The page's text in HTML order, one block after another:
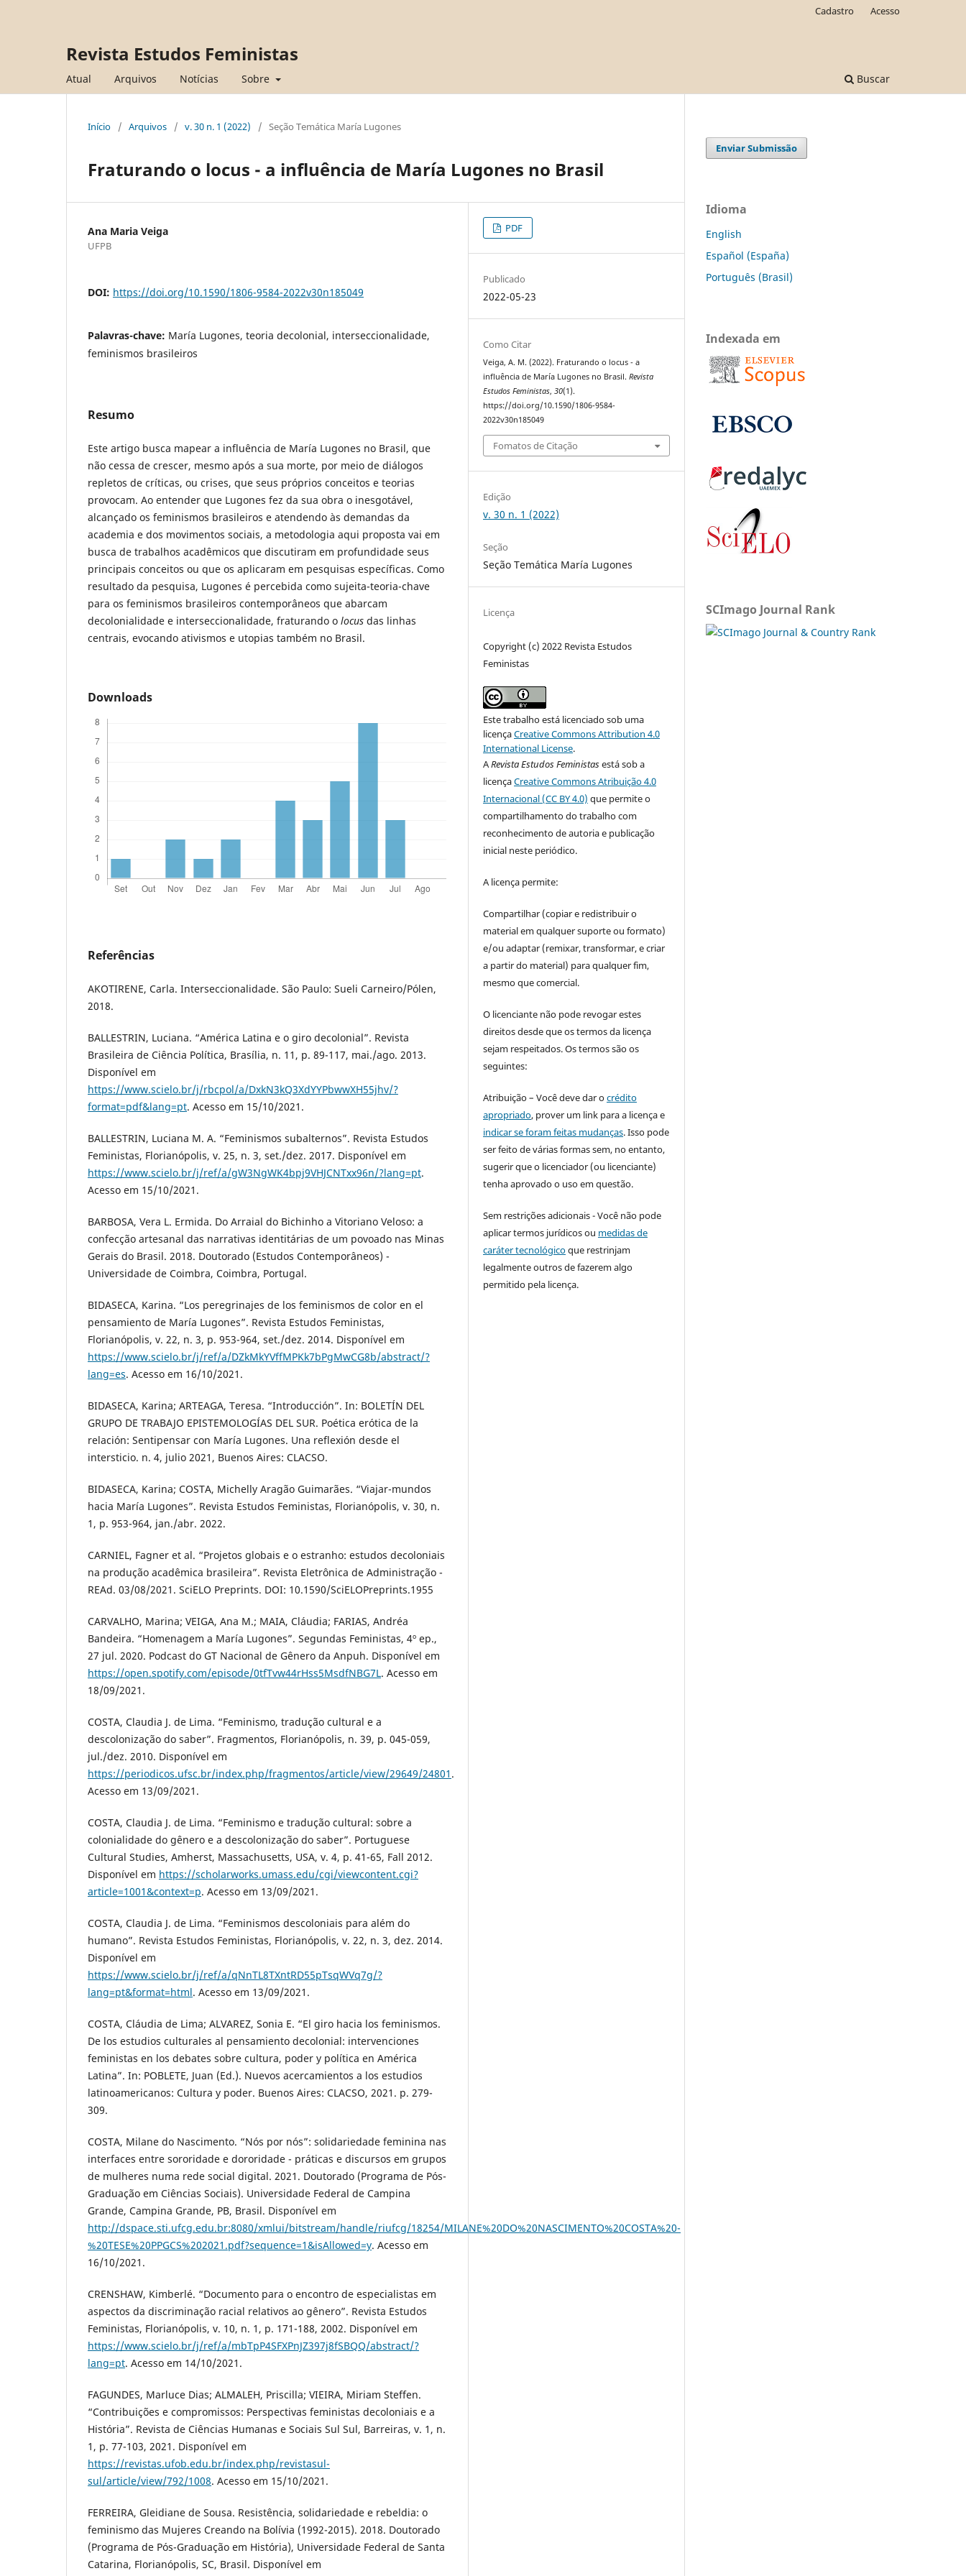
Revista Estudos Feministas
Atual Arquivos Notícias Sobre Buscar
Cadastro Acesso
Início / Arquivos / v. 30 n. 1 (2022) / Seção Temática María Lugones
Fraturando o locus - a influência de María Lugones no Brasil
Ana Maria Veiga
UFPB
DOI: https://doi.org/10.1590/1806-9584-2022v30n185049
Palavras-chave: María Lugones, teoria decolonial, interseccionalidade,
feminismos brasileiros
Resumo
Este artigo busca mapear a influência de María Lugones no Brasil, que
não cessa de crescer, mesmo após a sua morte, por meio de diálogos
repletos de críticas, ou crises, que seus próprios conceitos e teorias
provocam. Ao entender que Lugones fez da sua obra o inesgotável,
alcançado os feminismos brasileiros e atendendo às demandas da
academia e dos movimentos sociais, a metodologia aqui proposta vai em
busca de trabalhos acadêmicos que discutiram em profundidade seus
principais conceitos ou que os aplicaram em pesquisas específicas. Como
resultado da pesquisa, Lugones é percebida como sujeita-teoria-chave
para os feminismos brasileiros contemporâneos que abarcam
decolonialidade e interseccionalidade, fraturando o locus das linhas
centrais, evocando ativismos e utopias também no Brasil.
Downloads
Referências
AKOTIRENE, Carla. Interseccionalidade. São Paulo: Sueli Carneiro/Pólen,
2018.
BALLESTRIN, Luciana. “América Latina e o giro decolonial”. Revista
Brasileira de Ciência Política, Brasília, n. 11, p. 89-117, mai./ago. 2013.
Disponível em
https://www.scielo.br/j/rbcpol/a/DxkN3kQ3XdYYPbwwXH55jhv/?
format=pdf&lang=pt. Acesso em 15/10/2021.
BALLESTRIN, Luciana M. A. “Feminismos subalternos”. Revista Estudos
Feministas, Florianópolis, v. 25, n. 3, set./dez. 2017. Disponível em
https://www.scielo.br/j/ref/a/gW3NgWK4bpj9VHJCNTxx96n/?lang=pt.
Acesso em 15/10/2021.
BARBOSA, Vera L. Ermida. Do Arraial do Bichinho a Vitoriano Veloso: a
confecção artesanal das narrativas identitárias de um povoado nas Minas
Gerais do Brasil. 2018. Doutorado (Estudos Contemporâneos) -
Universidade de Coimbra, Coimbra, Portugal.
BIDASECA, Karina. “Los peregrinajes de los feminismos de color en el
pensamiento de María Lugones”. Revista Estudos Feministas,
Florianópolis, v. 22, n. 3, p. 953-964, set./dez. 2014. Disponível em
https://www.scielo.br/j/ref/a/DZkMkYVffMPKk7bPgMwCG8b/abstract/?
lang=es. Acesso em 16/10/2021.
BIDASECA, Karina; ARTEAGA, Teresa. “Introducción”. In: BOLETÍN DEL
GRUPO DE TRABAJO EPISTEMOLOGÍAS DEL SUR. Poética erótica de la
relación: Sentipensar con María Lugones. Una reflexión desde el
intersticio. n. 4, julio 2021, Buenos Aires: CLACSO.
BIDASECA, Karina; COSTA, Michelly Aragão Guimarães. “Viajar-mundos
hacia María Lugones”. Revista Estudos Feministas, Florianópolis, v. 30, n.
1, p. 953-964, jan./abr. 2022.
CARNIEL, Fagner et al. “Projetos globais e o estranho: estudos decoloniais
na produção acadêmica brasileira”. Revista Eletrônica de Administração -
REAd. 03/08/2021. SciELO Preprints. DOI: 10.1590/SciELOPreprints.1955
CARVALHO, Marina; VEIGA, Ana M.; MAIA, Cláudia; FARIAS, Andréa
Bandeira. “Homenagem a María Lugones”. Segundas Feministas, 4º ep.,
27 jul. 2020. Podcast do GT Nacional de Gênero da Anpuh. Disponível em
https://open.spotify.com/episode/0tfTvw44rHss5MsdfNBG7L. Acesso em
18/09/2021.
COSTA, Claudia J. de Lima. “Feminismo, tradução cultural e a
descolonização do saber”. Fragmentos, Florianópolis, n. 39, p. 045-059,
jul./dez. 2010. Disponível em
https://periodicos.ufsc.br/index.php/fragmentos/article/view/29649/24801 .
Acesso em 13/09/2021.
COSTA, Claudia J. de Lima. “Feminismo e tradução cultural: sobre a
colonialidade do gênero e a descolonização do saber”. Portuguese
Cultural Studies, Amherst, Massachusetts, USA, v. 4, p. 41-65, Fall 2012.
Disponível em https://scholarworks.umass.edu/cgi/viewcontent.cgi?
article=1001&context=p. Acesso em 13/09/2021.
COSTA, Claudia J. de Lima. “Feminismos descoloniais para além do
humano”. Revista Estudos Feministas, Florianópolis, v. 22, n. 3, dez. 2014.
Disponível em
https://www.scielo.br/j/ref/a/qNnTL8TXntRD55pTsqWVq7g/?
lang=pt&format=html. Acesso em 13/09/2021.
COSTA, Cláudia de Lima; ALVAREZ, Sonia E. “El giro hacia los feminismos.
De los estudios culturales al pensamiento decolonial: intervenciones
feministas en los debates sobre cultura, poder y política en América
Latina”. In: POBLETE, Juan (Ed.). Nuevos acercamientos a los estudios
latinoamericanos: Cultura y poder. Buenos Aires: CLACSO, 2021. p. 279-
309.
COSTA, Milane do Nascimento. “Nós por nós”: solidariedade feminina nas
interfaces entre sororidade e dororidade - práticas e discursos em grupos
de mulheres numa rede social digital. 2021. Doutorado (Programa de Pós-
Graduação em Ciências Sociais). Universidade Federal de Campina
Grande, Campina Grande, PB, Brasil. Disponível em
http://dspace.sti.ufcg.edu.br:8080/xmlui/bitstream/handle/riufcg/18254/MILANE%20DO%20NASCIMENTO%20COSTA%20-
%20TESE%20PPGCS%202021.pdf?sequence=1&isAllowed=y. Acesso em
16/10/2021.
CRENSHAW, Kimberlé. “Documento para o encontro de especialistas em
aspectos da discriminação racial relativos ao gênero”. Revista Estudos
Feministas, Florianópolis, v. 10, n. 1, p. 171-188, 2002. Disponível em
https://www.scielo.br/j/ref/a/mbTpP4SFXPnJZ397j8fSBQQ/abstract/?
lang=pt. Acesso em 14/10/2021.
FAGUNDES, Marluce Dias; ALMALEH, Priscilla; VIEIRA, Miriam Steffen.
“Contribuições e compromissos: Perspectivas feministas decoloniais e a
História”. Revista de Ciências Humanas e Sociais Sul Sul, Barreiras, v. 1, n.
1, p. 77-103, 2021. Disponível em
https://revistas.ufob.edu.br/index.php/revistasul-
sul/article/view/792/1008. Acesso em 15/10/2021.
FERREIRA, Gleidiane de Sousa. Resistência, solidariedade e rebeldia: o
feminismo das Mujeres Creando na Bolívia (1992-2015). 2018. Doutorado
(Programa de Pós-Graduação em História), Universidade Federal de Santa
Catarina, Florianópolis, SC, Brasil. Disponível em
PDF
Publicado
2022-05-23
Como Citar
Veiga, A. M. (2022). Fraturando o locus - a
influência de María Lugones no Brasil.Revista
Estudos Feministas,30(1).
https://doi.org/10.1590/1806-9584-
2022v30n185049
Fomatos de Citação
Edição
v. 30 n. 1 (2022)
Seção
Seção Temática María Lugones
Licença
Copyright (c) 2022 Revista Estudos
Feministas
Este trabalho está licenciado sob uma
licençaCreative Commons Attribution 4.0
International License.
ARevista Estudos Feministasestá sob a
licençaCreative Commons Atribuição 4.0
Internacional (CC BY 4.0) que permite o
compartilhamento do trabalho com
reconhecimento de autoria e publicação
inicial neste periódico.
A licença permite:
Compartilhar (copiar e redistribuir o
material em qualquer suporte ou formato)
e/ou adaptar (remixar, transformar, e criar
a partir do material) para qualquer fim,
mesmo que comercial.
O licenciante não pode revogar estes
direitos desde que os termos da licença
sejam respeitados. Os termos são os
seguintes:
Atribuição – Você deve dar ocrédito
apropriado, prover um link para a licença e
indicar se foram feitas mudanças. Isso pode
ser feito de várias formas sem, no entanto,
sugerir que o licenciador (ou licenciante)
tenha aprovado o uso em questão.
Sem restrições adicionais - Você não pode
aplicar termos jurídicos ou medidas de
caráter tecnológicoque restrinjam
legalmente outros de fazerem algo
permitido pela licença.
Enviar Submissão
Idioma
English
Español (España)
Português (Brasil)
Indexada em
SCImago Journal Rank